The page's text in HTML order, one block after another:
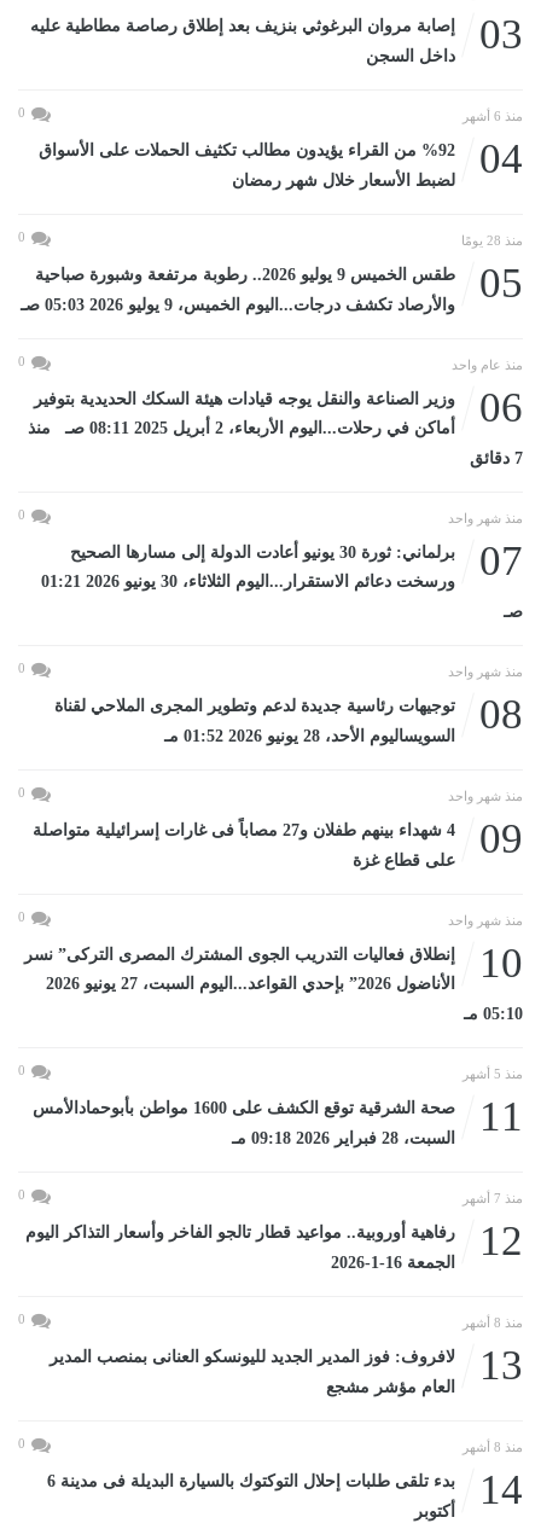
03
إصابة مروان البرغوثي بنزيف بعد إطلاق رصاصة مطاطية عليه
داخل السجن
منذ 6 أشهر 0
04
%92 من القراء يؤيدون مطالب تكثيف الحملات على الأسواق
لضبط الأسعار خلال شهر رمضان
منذ 28 يومًا 0
05
طقس الخميس 9 يوليو 2026.. رطوبة مرتفعة وشبورة صباحية
والأرصاد تكشف درجات...اليوم الخميس، 9 يوليو 2026 05:03 صـ
منذ عام واحد 0
06
وزير الصناعة والنقل يوجه قيادات هيئة السكك الحديدية بتوفير
أماكن في رحلات...اليوم الأربعاء، 2 أبريل 2025 08:11 صـ منذ
7 دقائق
منذ شهر واحد 0
07
برلماني: ثورة 30 يونيو أعادت الدولة إلى مسارها الصحيح
ورسخت دعائم الاستقرار...اليوم الثلاثاء، 30 يونيو 2026 01:21
صـ
منذ شهر واحد 0
08
توجيهات رئاسية جديدة لدعم وتطوير المجرى الملاحي لقناة
السويساليوم الأحد، 28 يونيو 2026 01:52 مـ
منذ شهر واحد 0
09
4 شهداء بينهم طفلان و27 مصاباً فى غارات إسرائيلية متواصلة
على قطاع غزة
منذ شهر واحد 0
10
إنطلاق فعاليات التدريب الجوى المشترك المصرى التركى” نسر
الأناضول 2026” بإحدي القواعد...اليوم السبت، 27 يونيو 2026
05:10 مـ
منذ 5 أشهر 0
11
صحة الشرقية توقع الكشف على 1600 مواطن بأبوحمادالأمس
السبت، 28 فبراير 2026 09:18 مـ
منذ 7 أشهر 0
12
رفاهية أوروبية.. مواعيد قطار تالجو الفاخر وأسعار التذاكر اليوم
الجمعة 16-1-2026
منذ 8 أشهر 0
13
لافروف: فوز المدير الجديد لليونسكو العنانى بمنصب المدير
العام مؤشر مشجع
منذ 8 أشهر 0
14
بدء تلقى طلبات إحلال التوكتوك بالسيارة البديلة فى مدينة 6
أكتوبر